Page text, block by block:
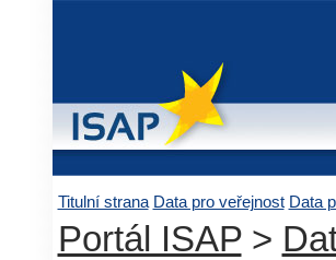
Titulní strana Data pro veřejnost Data
Portál ISAP>